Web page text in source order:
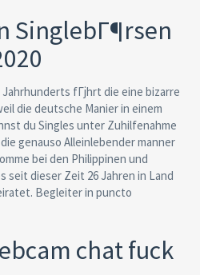
SinglebГ¶rsen
fГјhrt die eine bizarre
die deutsche Manier in einem
du Singles unter Zuhilfenahme
genauso Alleinlebender manner
bei den Philippinen und
seit dieser Zeit 26 Jahren in Land
Begleiter in puncto
chat fuck